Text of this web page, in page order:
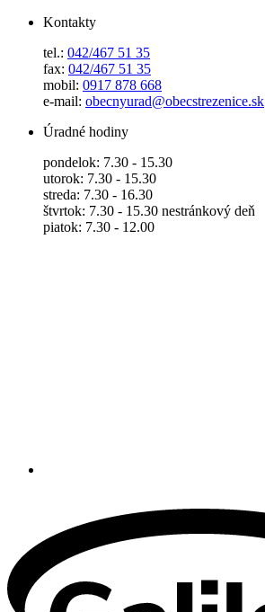
Kontakty
tel.: 042/467 51 35
fax: 042/467 51 35
mobil: 0917 878 668
e-mail: obecnyurad@obecstrezenice.sk
Úradné hodiny
pondelok: 7.30 - 15.30
utorok: 7.30 - 15.30
streda: 7.30 - 16.30
štvrtok: 7.30 - 15.30 nestránkový deň
piatok: 7.30 - 12.00